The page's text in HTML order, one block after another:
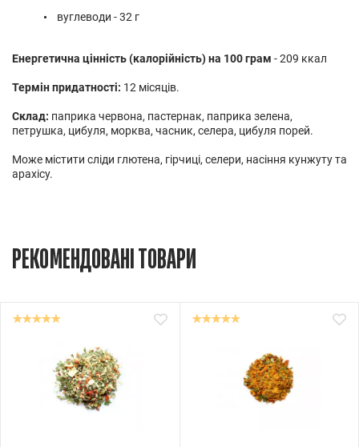
вуглеводи - 32 г
Енергетична цінність (калорійність) на 100 грам - 209 ккал
Термін придатності: 12 місяців.
Склад: паприка червона, пастернак, паприка зелена,
петрушка, цибуля, морква, часник, селера, цибуля порей.
Може містити сліди глютена, гірчиці, селери, насіння кунжуту та
арахісу.
РЕКОМЕНДОВАНІ ТОВАРИ